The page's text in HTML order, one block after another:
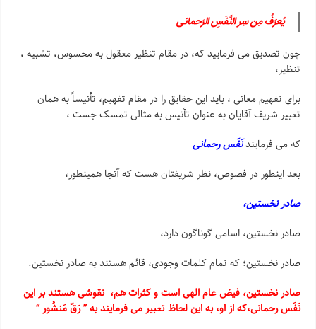
یُعرَفُ مِن سِر النَّفَسِ الرَحمانی
چون تصدیق می فرمایید که، در مقام تنظیر معقول به محسوس، تشبیه ،
تنظیر،
برای تفهیم معانی ، باید این حقایق را در مقام تفهیم، تأنیساً به همان
تعبیر شریف آقایان به عنوان تأنیس به مثالی تمسک جست ،
که می فرمایندنَفَس رحمانی
بعد اینطور در فصوص، نظر شریفتان هست که آنجا همینطور،
صادر نخستین،
صادر نخستین، اسامی گوناگون دارد،
صادر نخستین؛ که تمام کلمات وجودی، قائم هستند به صادر نخستین.
صادر نخستین، فیض عام الهی است و کثرات هم، نقوشی هستند بر این
نَفَس رحمانی،که از او، به این لحاظ تعبیر می فرمایند به ” رَقّ مَنشُور “